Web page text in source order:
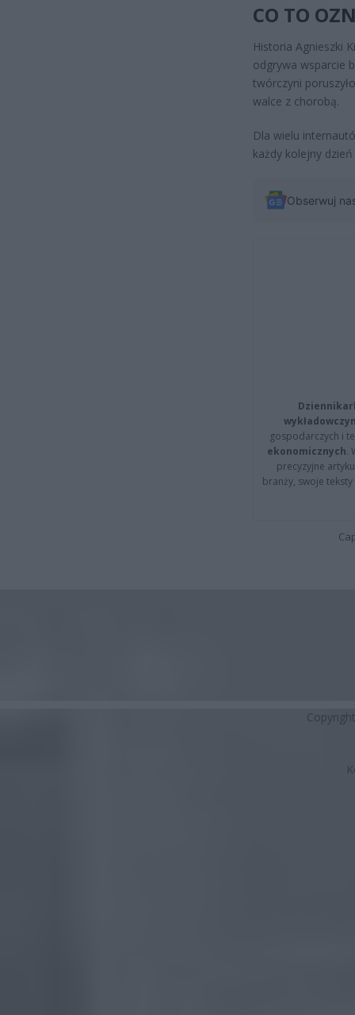
CO TO
Historia Agnieszki
odgrywa wsparcie
twórczyni
walce z chorobą.
Dla wielu
każdy kolejny
Obserwuj
gospodarczych i
ekonomicznych.
precyzyjne
branży, swoje